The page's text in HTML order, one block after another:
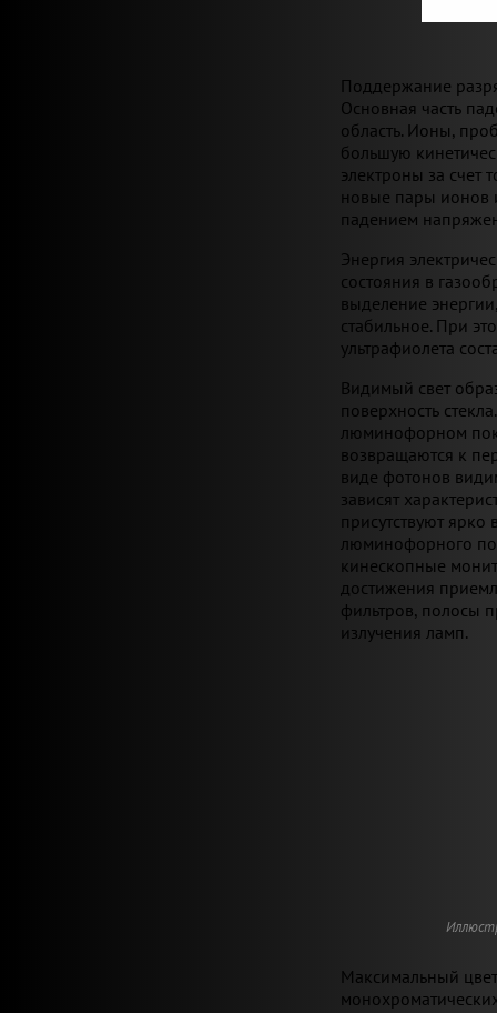
Поддержание
Основная часть
область. Ионы,
большую
электроны за счет
новые пары ионов
падением
Энергия
состояния в
выделение
стабильное. При
ультрафиолета
Видимый свет
поверхность
люминофорном
возвращаются к
виде фотонов
зависят
присутствуют
люминофорного
кинескопные
достижения
фильтров, полосы
излучения ламп.
Максимальный